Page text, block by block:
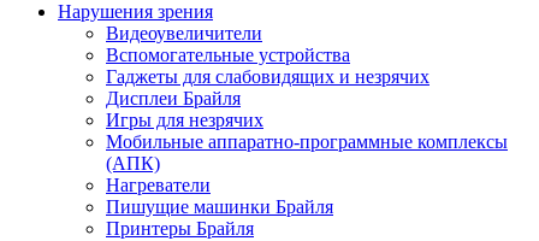
Нарушения зрения
Видеоувеличители
Вспомогательные устройства
Гаджеты для слабовидящих и незрячих
Дисплеи Брайля
Игры для незрячих
Мобильные аппаратно-программные комплексы
(АПК)
Нагреватели
Пишущие машинки Брайля
Принтеры Брайля